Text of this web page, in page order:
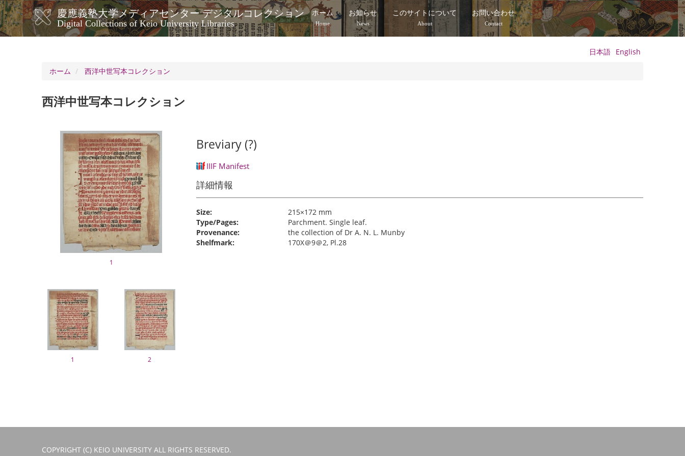
メ
イ
ン
コ
慶應義塾大学メディアセンター デジタルコレクション
Digital Collections of Keio University Libraries
メ
イ
ビ
ー
シ
ホーム
Home
お知らせ
News
このサイトについて
About
お問い合わせ
Contact
日本語 English
ホーム
西洋中世写本コレクション
西洋中世写本コレクション
1
1 2
Breviary (?)
IIIF Manifest
詳細情報
Size:
215×172 mm
Type/Pages:
Parchment. Single leaf.
Provenance:
the collection of Dr A. N. L. Munby
Shelfmark:
170X＠9＠2, Pl.28
COPYRIGHT (C) KEIO UNIVERSITY ALL RIGHTS RESERVED.